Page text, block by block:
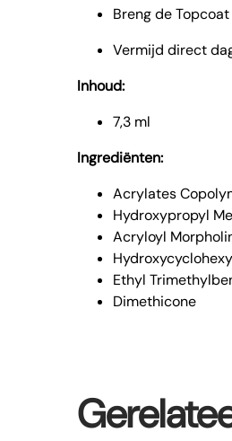
Breng de
Vermijd direct
Inhoud:
7,3 ml
Ingrediënten:
Acrylates
Hydroxypropyl
Acryloyl
Ethyl
Dimethicone